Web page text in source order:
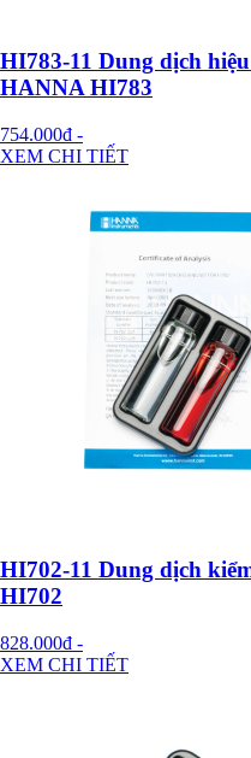
HI783-11 Dung dịch
HANNA HI783
754.000đ -
XEM CHI TIẾT
HI702-11 Dung dịch
HI702
828.000đ -
XEM CHI TIẾT